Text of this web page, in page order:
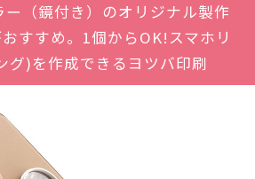
ー（鏡付き）のオリジナル製作
すすめ。1個からOK!スマホリ
グ)を作成できるヨツバ印刷